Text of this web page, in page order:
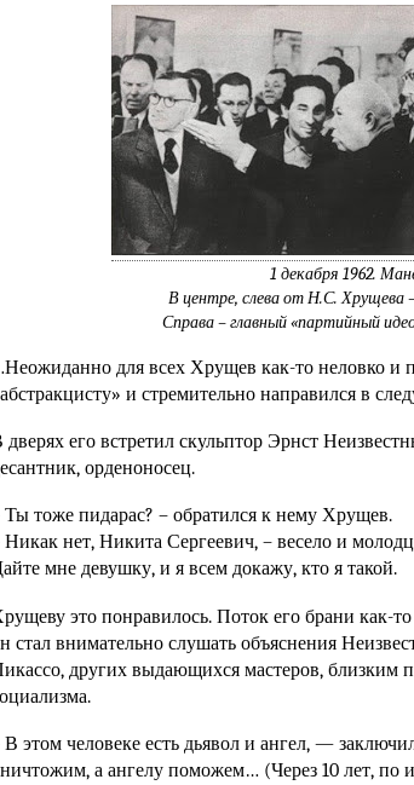
1 декабря 1962.
В центре, слева от Н.С. Хрущева
Справа – главный «партийный
для всех Хрущев как-то неловко и
и стремительно направился в
дверях его встретил скульптор Эрнст
орденоносец.
Ты тоже пидарас? – обратился к нему Хрущев.
Никак нет, Никита Сергеевич, – весело и
мне девушку, и я всем докажу, кто я такой.
это понравилось. Поток его брани как-
стал внимательно слушать объяснения
других выдающихся мастеров, близким
В этом человеке есть дьявол и ангел, —
а ангелу поможем… (Через 10 лет, по